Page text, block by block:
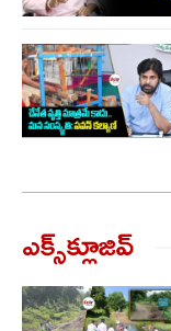
ఎక్స్‌క్లూజివ్‌